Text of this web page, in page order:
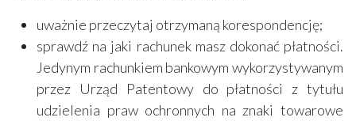
uważnie przeczytaj otrzymaną korespondencję;
sprawdź na jaki rachunek masz dokonać płatności.
Jedynym rachunkiem bankowym wykorzystywanym
przez Urząd Patentowy do płatności z tytułu
udzielenia praw ochronnych na znaki towarowe